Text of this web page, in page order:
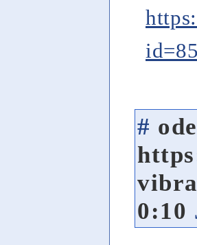
#
0:10